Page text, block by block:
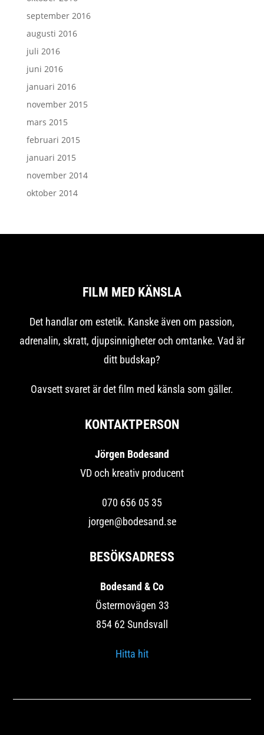
september 2016
augusti 2016
juli 2016
juni 2016
januari 2016
november 2015
mars 2015
februari 2015
januari 2015
november 2014
oktober 2014
FILM MED KÄNSLA
Det handlar om estetik. Kanske även om passion,
adrenalin, skratt, djupsinnigheter och omtanke. Vad är
ditt budskap?
Oavsett svaret är det film med känsla som gäller.
KONTAKTPERSON
Jörgen Bodesand
VD och kreativ producent
070 656 05 35
jorgen@bodesand.se
BESÖKSADRESS
Bodesand & Co
Östermovägen 33
854 62 Sundsvall
Hitta hit